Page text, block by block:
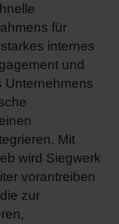
für
internes
und
Unternehmens
Mit
wird Siegwerk
vorantreiben
zur